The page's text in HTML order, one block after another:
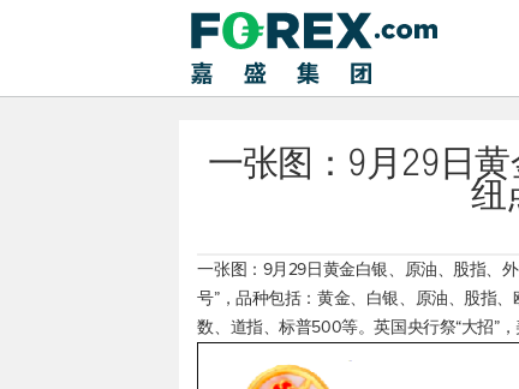
一张图：9月29日
纽
一张图：9月29日黄金白银、原油、股指、
号”，品种包括：黄金、白银、原油、股指
数、道指、标普500等。英国央行祭“大招”